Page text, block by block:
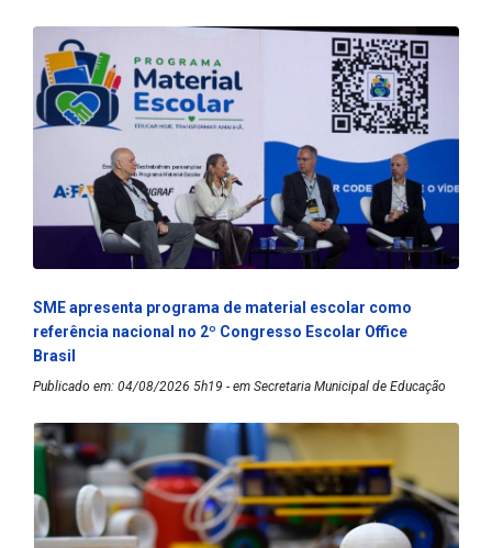
SME apresenta programa de material escolar como
referência nacional no 2º Congresso Escolar Office
Brasil
Publicado em: 04/08/2026 5h19 - em Secretaria Municipal de Educação